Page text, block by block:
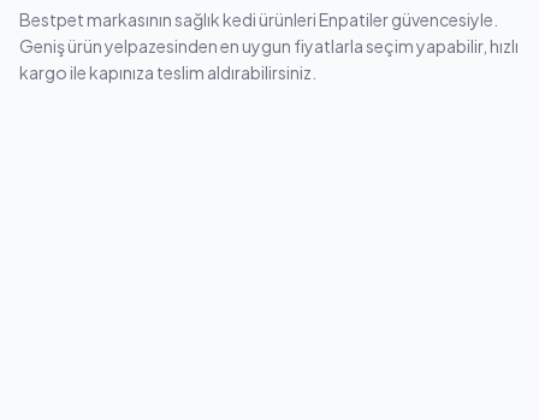
Bestpet markasının sağlık kedi ürünleri Enpatiler güvencesiyle.
Geniş ürün yelpazesinden en uygun fiyatlarla seçim yapabilir, hızlı
kargo ile kapınıza teslim aldırabilirsiniz.